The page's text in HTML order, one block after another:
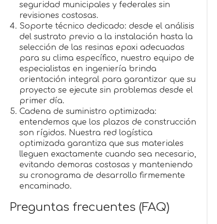
seguridad municipales y federales sin
revisiones costosas.
Soporte técnico dedicado: desde el análisis
del sustrato previo a la instalación hasta la
selección de las resinas epoxi adecuadas
para su clima específico, nuestro equipo de
especialistas en ingeniería brinda
orientación integral para garantizar que su
proyecto se ejecute sin problemas desde el
primer día.
Cadena de suministro optimizada:
entendemos que los plazos de construcción
son rígidos. Nuestra red logística
optimizada garantiza que sus materiales
lleguen exactamente cuando sea necesario,
evitando demoras costosas y manteniendo
su cronograma de desarrollo firmemente
encaminado.
Preguntas frecuentes (FAQ)